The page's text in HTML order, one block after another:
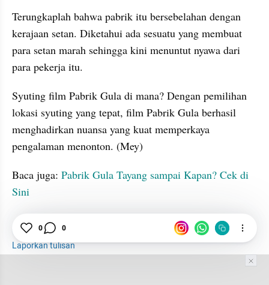
Terungkaplah bahwa pabrik itu bersebelahan dengan
kerajaan setan. Diketahui ada sesuatu yang membuat
para setan marah sehingga kini menuntut nyawa dari
para pekerja itu.
Syuting film Pabrik Gula di mana? Dengan pemilihan
lokasi syuting yang tepat, film Pabrik Gula berhasil
menghadirkan nuansa yang kuat memperkaya
pengalaman menonton. (Mey)
Baca juga: Pabrik Gula Tayang sampai Kapan? Cek di
Sini
Syuting
Laporkan tulisan
0 0